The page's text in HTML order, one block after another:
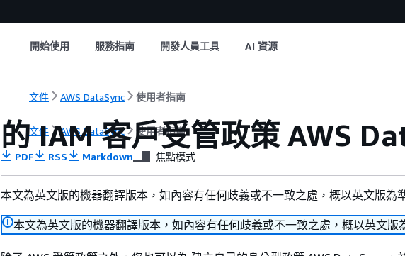
開始使用 服務指南 開發人員工具 AI 資源
文件 AWS DataSync 使用者指南
文件 AWS DataSync 使用者指南
的 IAM 客戶受管政策 AWS
PDF RSS Markdown 焦點模式
本文為英文版的機器翻譯版本，如內容有任何歧義或不一致之處，概以英文版為
本文為英文版的機器翻譯版本，如內容有任何歧義或不一致之處，概以英文版